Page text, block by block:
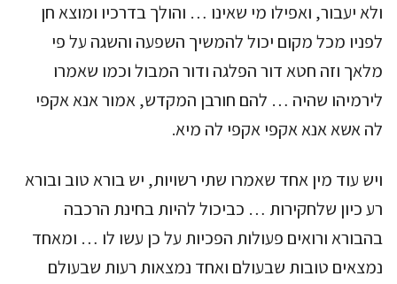
ולא יעבור, ואפילו מי שאינו … והולך בדרכיו ומוצא חן
לפניו מכל מקום יכול להמשיך השפעה והשגה על פי
מלאך וזה חטא דור הפלגה ודור המבול וכמו שאמרו
לירמיהו שהיה … להם חורבן המקדש, אמור אנא אקפי
לה אשא אנא אקפי אקפי לה מיא.
ויש עוד מין אחד שאמרו שתי רשויות, יש בורא טוב ובורא
רע כיון שלחקירות … כביכול להיות בחינת הרכבה
בהבורא ורואים פעולות הפכיות על כן עשו לו … ומאחד
נמצאים טובות שבעולם ואחד נמצאות רעות שבעולם